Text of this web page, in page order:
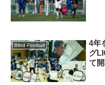
Blind Football
4年
グ
て